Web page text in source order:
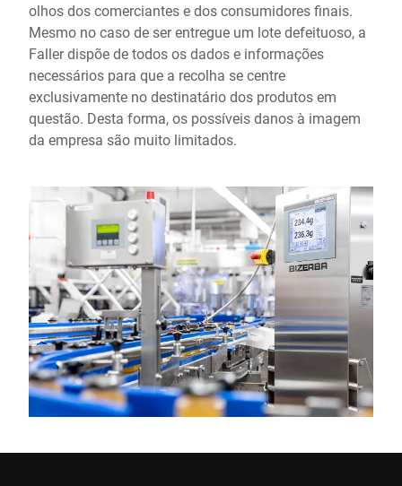
olhos dos comerciantes e dos consumidores finais.
Mesmo no caso de ser entregue um lote defeituoso, a
Faller dispõe de todos os dados e informações
necessários para que a recolha se centre
exclusivamente no destinatário dos produtos em
questão. Desta forma, os possíveis danos à imagem
da empresa são muito limitados.